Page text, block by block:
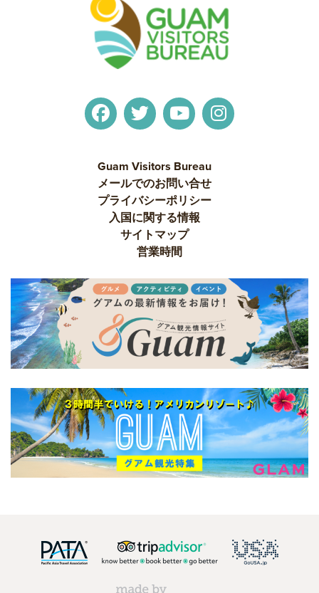
Guam Visitors Bureau
メールでのお問い合せ
プライバシーポリシー
入国に関する情報
サイトマップ
営業時間